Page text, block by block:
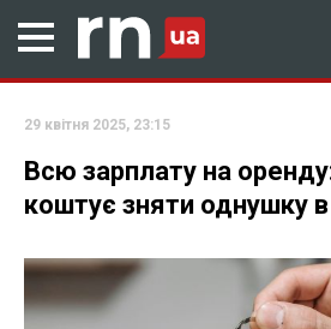
29 квітня 2025, 23:15
Всю зарплату на
коштує зняти однушку в